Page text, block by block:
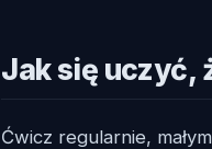
Jak się uczyć,
Ćwicz regularnie,